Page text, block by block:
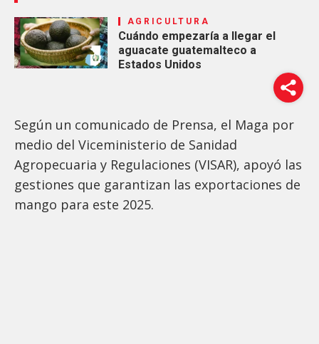
AGRICULTURA
Cuándo empezaría a llegar el
aguacate guatemalteco a
Estados Unidos
Según un comunicado de Prensa, el Maga por
medio del Viceministerio de Sanidad
Agropecuaria y Regulaciones (VISAR), apoyó las
gestiones que garantizan las exportaciones de
mango para este 2025.